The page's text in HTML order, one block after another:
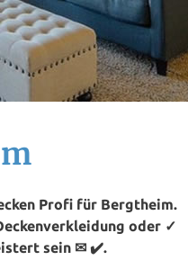
Profi für Bergtheim.
oder ✓
sein ✉ ✔️.